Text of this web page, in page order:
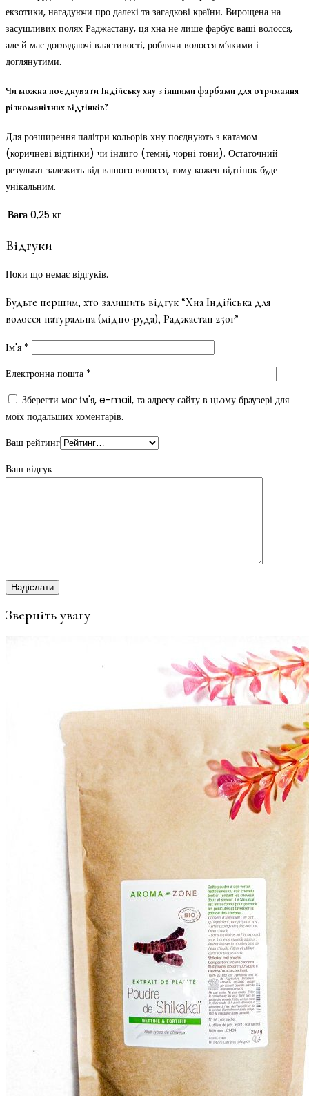
екзотики, нагадуючи про далекі та загадкові країни. Вирощена на
засушливих полях Раджастану, ця хна не лише фарбує ваші волосся,
але й має доглядаючі властивості, роблячи волосся м’якими і
доглянутими.
Чи можна поєднувати Індійську хну з іншими фарбами для отримання
різноманітних відтінків?
Для розширення палітри кольорів хну поєднують з катамом
(коричневі відтінки) чи індиго (темні, чорні тони). Остаточний
результат залежить від вашого волосся, тому кожен відтінок буде
унікальним.
Вага 0,25 кг
Відгуки
Поки що немає відгуків.
Будьте першим, хто залишить відгук “Хна Індійська для
волосся натуральна (мідно-руда), Раджастан 250г”
Ім'я *
Електронна пошта *
Зберегти моє ім'я, e-mail, та адресу сайту в цьому браузері для
моїх подальших коментарів.
Ваш рейтинг
Ваш відгук
Зверніть увагу